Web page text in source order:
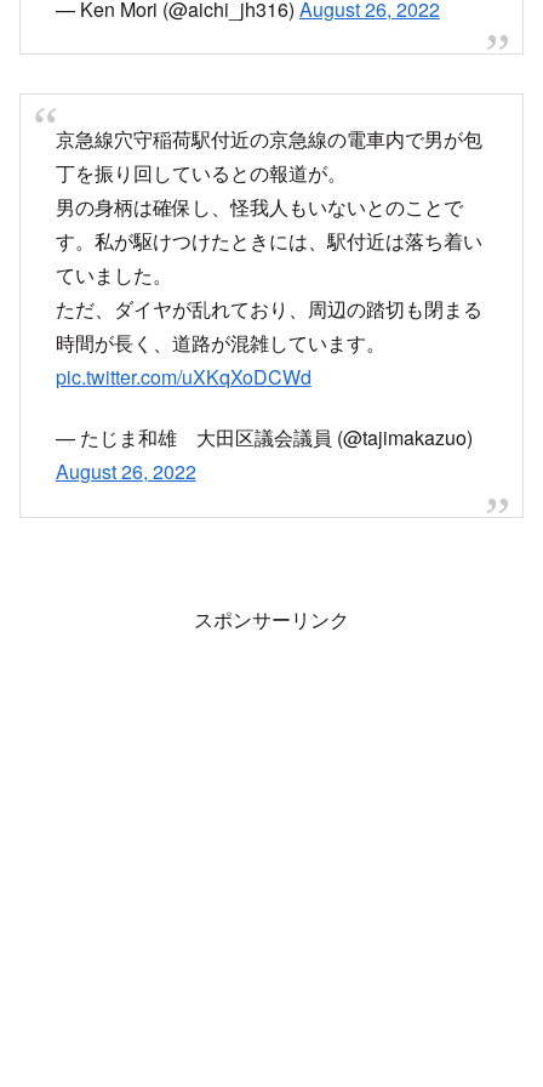
— Ken Mori (@aichi_jh316) August 26, 2022
京急線穴守稲荷駅付近の京急線の電車内で男が包
丁を振り回しているとの報道が。
男の身柄は確保し、怪我人もいないとのことで
す。私が駆けつけたときには、駅付近は落ち着い
ていました。
ただ、ダイヤが乱れており、周辺の踏切も閉まる
時間が長く、道路が混雑しています。
pic.twitter.com/uXKqXoDCWd
— たじま和雄 大田区議会議員 (@tajimakazuo)
August 26, 2022
スポンサーリンク